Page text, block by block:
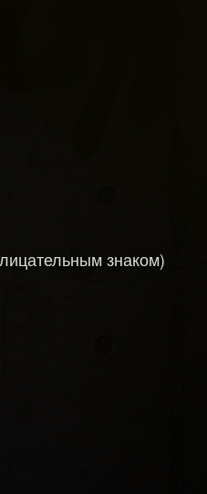
знаком)